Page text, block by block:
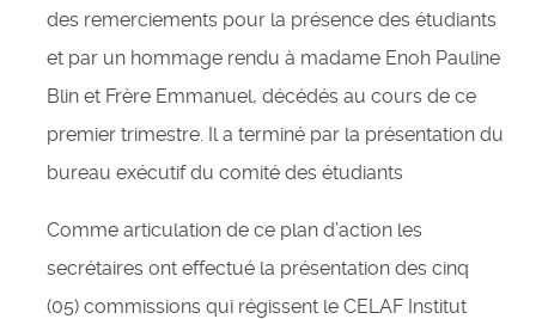
des remerciements pour la présence des étudiants
et par un hommage rendu à madame Enoh Pauline
Blin et Frère Emmanuel, décédés au cours de ce
premier trimestre. Il a terminé par la présentation du
bureau exécutif du comité des étudiants
Comme articulation de ce plan d’action les
secrétaires ont effectué la présentation des cinq
(05) commissions qui régissent le CELAF Institut